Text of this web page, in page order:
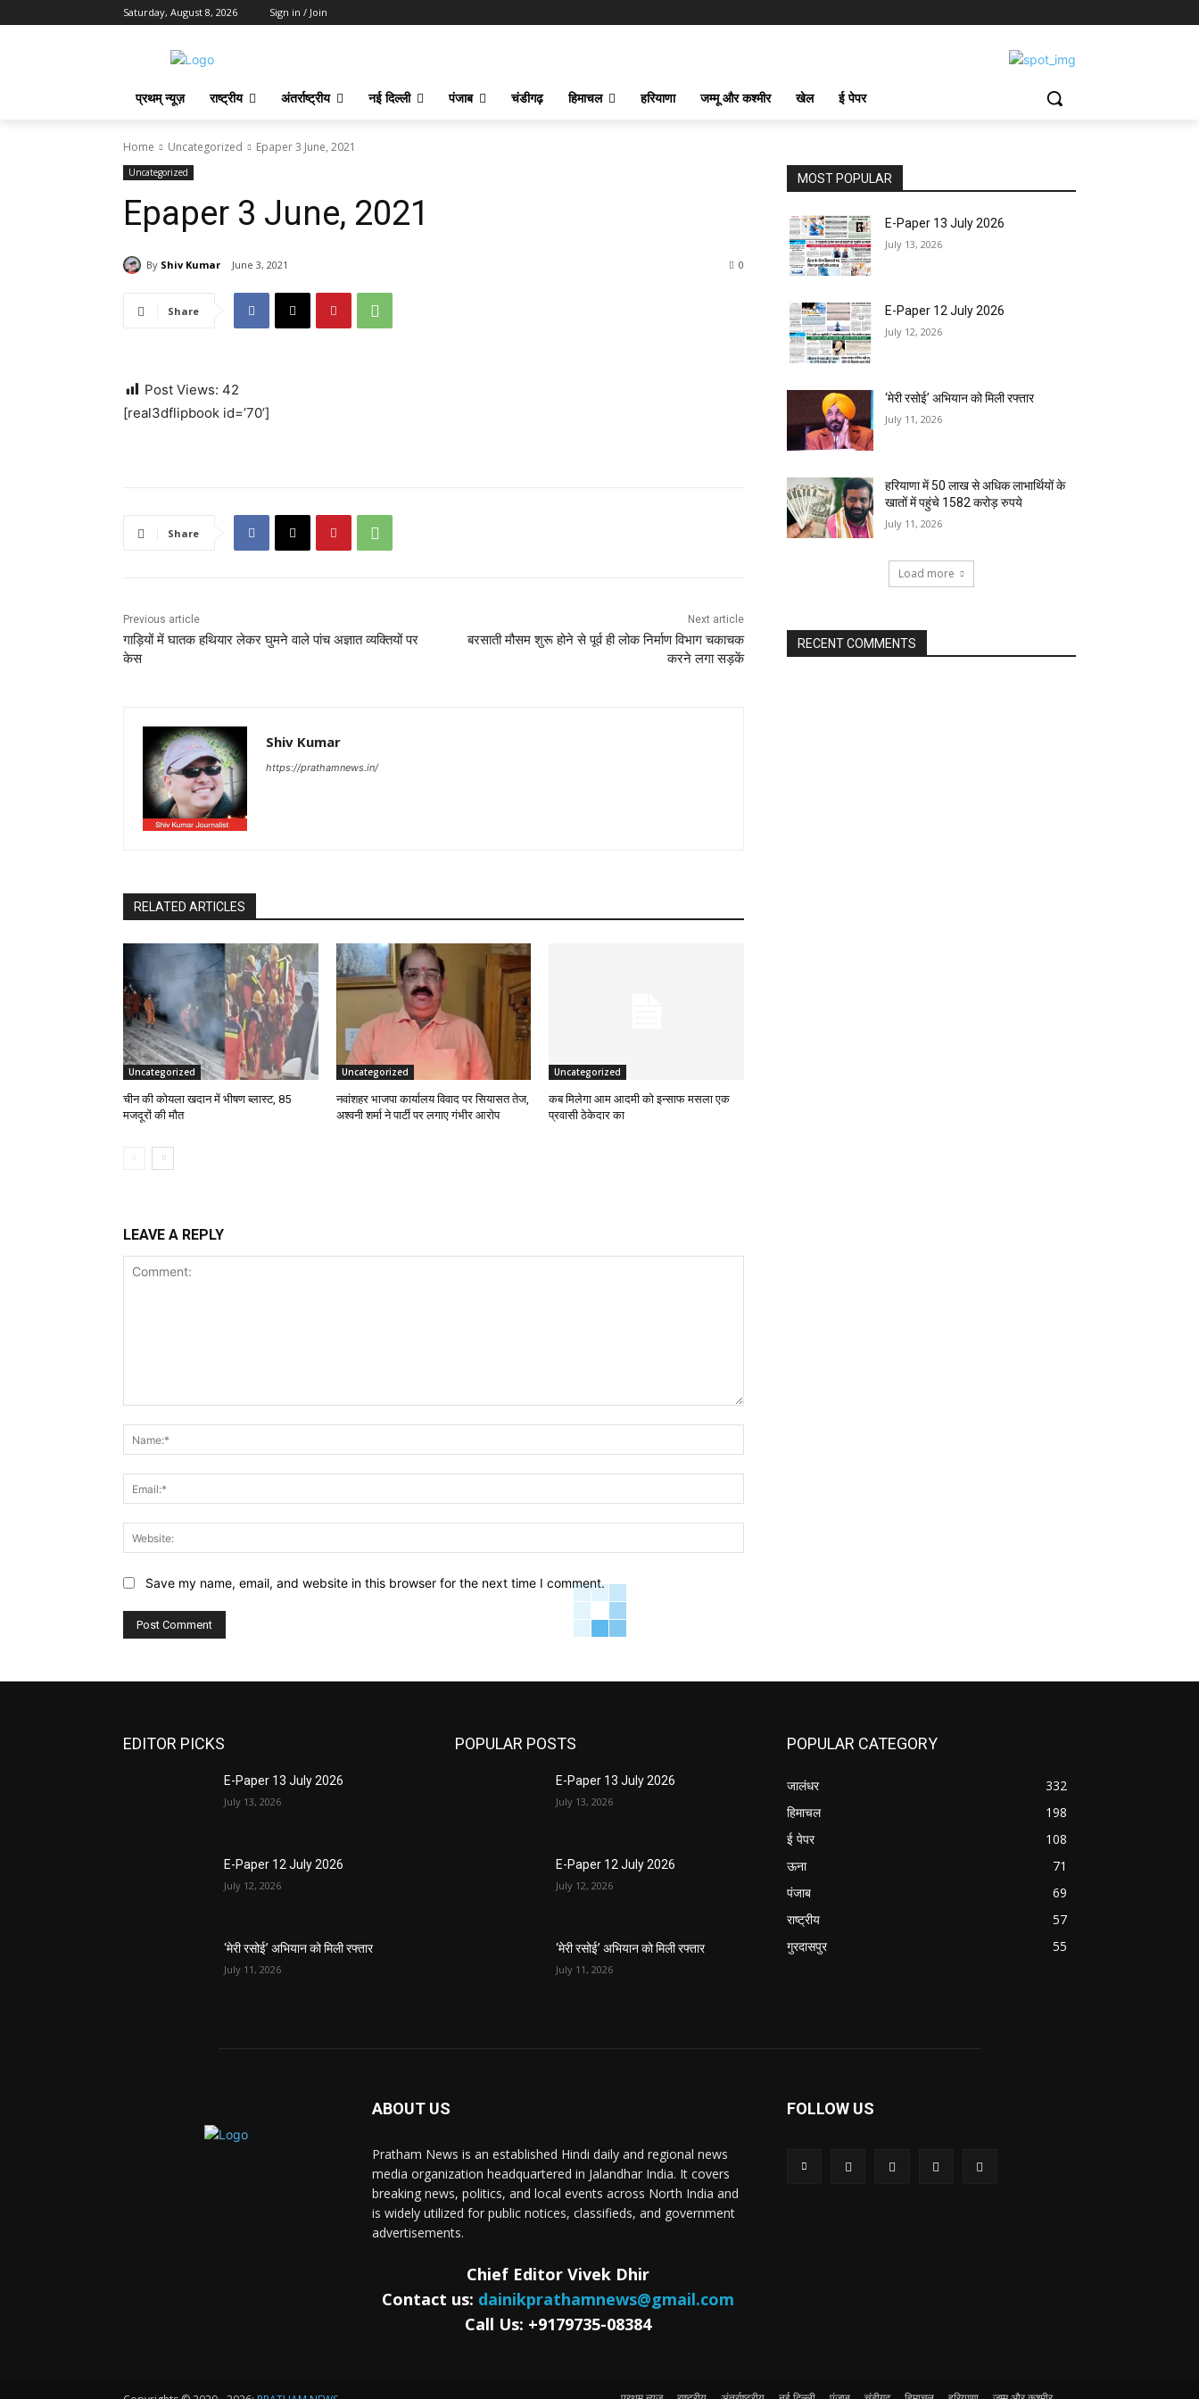
Saturday, August 8, 2026 Sign in / Join
प्रथम् न्यूज़ राष्ट्रीय अंतर्राष्ट्रीय नई दिल्ली पंजाब चंडीगढ़ हिमाचल हरियाणा जम्मू और कश्मीर खेल ई पेपर
Home Uncategorized Epaper 3 June, 2021
Uncategorized
Epaper 3 June, 2021
By Shiv Kumar June 3, 2021 0
Share
Post Views: 42
[real3dflipbook id=’70’]
Share
Previous article
गाड़ियों में घातक हथियार लेकर घुमने वाले पांच अज्ञात व्यक्तियों पर
केस
Next article
बरसाती मौसम शुरू होने से पूर्व ही लोक निर्माण विभाग चकाचक
करने लगा सड़कें
Shiv Kumar
https://prathamnews.in/
RELATED ARTICLES
Uncategorized
चीन की कोयला खदान में भीषण ब्लास्ट, 85
मजदूरों की मौत
Uncategorized
नवांशहर भाजपा कार्यालय विवाद पर सियासत तेज,
अश्वनी शर्मा ने पार्टी पर लगाए गंभीर आरोप
Uncategorized
कब मिलेगा आम आदमी को इन्साफ मसला एक
प्रवासी ठेकेदार का
LEAVE A REPLY
Save my name, email, and website in this browser for the next time I comment.
MOST POPULAR
E-Paper 13 July 2026
July 13, 2026
E-Paper 12 July 2026
July 12, 2026
‘मेरी रसोई’ अभियान को मिली रफ्तार
July 11, 2026
हरियाणा में 50 लाख से अधिक लाभार्थियों के
खातों में पहुंचे 1582 करोड़ रुपये
July 11, 2026
Load more
RECENT COMMENTS
EDITOR PICKS
E-Paper 13 July 2026
July 13, 2026
E-Paper 12 July 2026
July 12, 2026
‘मेरी रसोई’ अभियान को मिली रफ्तार
July 11, 2026
POPULAR POSTS
E-Paper 13 July 2026
July 13, 2026
E-Paper 12 July 2026
July 12, 2026
‘मेरी रसोई’ अभियान को मिली रफ्तार
July 11, 2026
POPULAR CATEGORY
जालंधर
332
हिमाचल
198
ई पेपर
108
ऊना
71
पंजाब
69
राष्ट्रीय
57
गुरदासपुर
55
ABOUT US
Pratham News is an established Hindi daily and regional news
media organization headquartered in Jalandhar India. It covers
breaking news, politics, and local events across North India and
is widely utilized for public notices, classifieds, and government
advertisements.
Chief Editor Vivek Dhir
Contact us: dainikprathamnews@gmail.com
Call Us: +9179735-08384
FOLLOW US